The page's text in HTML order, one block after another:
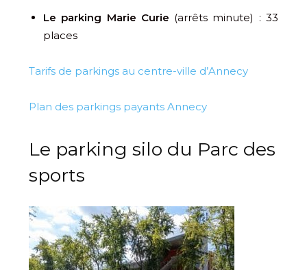
Le parking Marie Curie (arrêts minute) : 33
places
Tarifs de parkings au centre-ville d’Annecy
Plan des parkings payants Annecy
Le parking silo du Parc des
sports